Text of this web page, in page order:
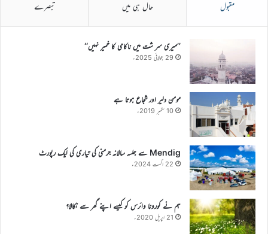
مقبول حال ہی میں تبصرے
’’میری سر شت میں ناکامی کا خمیر نہیں‘‘
29 جولائی 2025ء
مومن دلیر اور شجاع ہوتا ہے
10 ستمبر 2019ء
Mendig سے جلسہ سالانہ جرمنی کی تیاری کی ایک رپورٹ
22 اگست 2024ء
ہم نے کورونا وائرس کو کیسے اپنے گھر سے نکالا؟
21 اپریل 2020ء